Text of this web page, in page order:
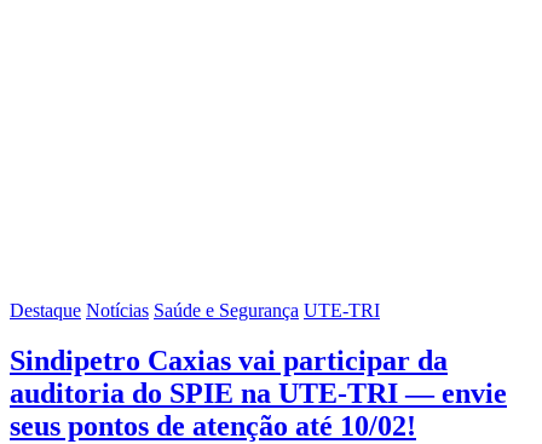
Destaque Notícias Saúde e Segurança UTE-TRI
Sindipetro Caxias vai participar da
auditoria do SPIE na UTE-TRI — envie
seus pontos de atenção até 10/02!